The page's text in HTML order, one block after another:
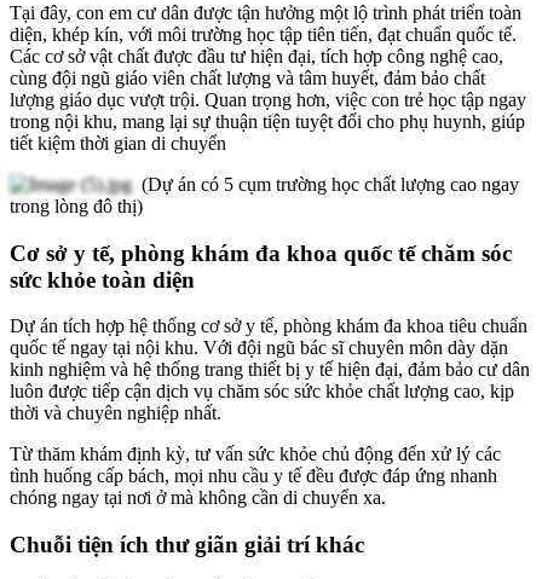
Tại đây, con em cư dân được tận hưởng một lộ trình phát triển toàn
diện, khép kín, với môi trường học tập tiên tiến, đạt chuẩn quốc tế.
Các cơ sở vật chất được đầu tư hiện đại, tích hợp công nghệ cao,
cùng đội ngũ giáo viên chất lượng và tâm huyết, đảm bảo chất
lượng giáo dục vượt trội. Quan trọng hơn, việc con trẻ học tập ngay
trong nội khu, mang lại sự thuận tiện tuyệt đối cho phụ huynh, giúp
tiết kiệm thời gian di chuyển
(Dự án có 5 cụm trường học chất lượng cao ngay
trong lòng đô thị)
Cơ sở y tế, phòng khám đa khoa quốc tế chăm sóc
sức khỏe toàn diện
Dự án tích hợp hệ thống cơ sở y tế, phòng khám đa khoa tiêu chuẩn
quốc tế ngay tại nội khu. Với đội ngũ bác sĩ chuyên môn dày dặn
kinh nghiệm và hệ thống trang thiết bị y tế hiện đại, đảm bảo cư dân
luôn được tiếp cận dịch vụ chăm sóc sức khỏe chất lượng cao, kịp
thời và chuyên nghiệp nhất.
Từ thăm khám định kỳ, tư vấn sức khỏe chủ động đến xử lý các
tình huống cấp bách, mọi nhu cầu y tế đều được đáp ứng nhanh
chóng ngay tại nơi ở mà không cần di chuyển xa.
Chuỗi tiện ích thư giãn giải trí khác